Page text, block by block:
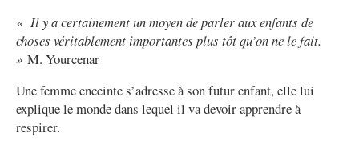
« Il y a certainement un moyen de parler aux enfants de
choses véritablement importantes plus tôt qu’on ne le fait.
» M. Yourcenar
Une femme enceinte s’adresse à son futur enfant, elle lui
explique le monde dans lequel il va devoir apprendre à
respirer.